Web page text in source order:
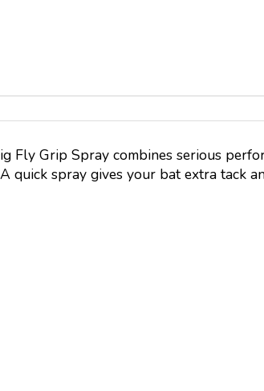
Fly Grip Spray combines serious
quick spray gives your bat extra tack